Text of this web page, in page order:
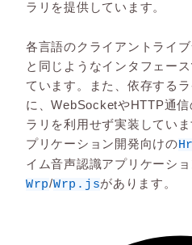
ラリを提供しています。
各言語のクライアントライ
と同じようなインタフェー
ています。また、依存する
に、WebSocketやHTTP通
ラリを利用せず実装してい
プリケーション開発向けの
イム音声認識アプリケーシ
Wrp/Wrp.jsがあります。